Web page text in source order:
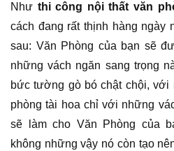
Như thi công nội thất văn
cách đang rất thịnh hàng ngày
sau: Văn Phòng của bạn sẽ
những vách ngăn sang trọng
bức tường gò bó chật chội,
phòng tài hoa chỉ với những
sẽ làm cho Văn Phòng của
không những vậy nó còn tạo